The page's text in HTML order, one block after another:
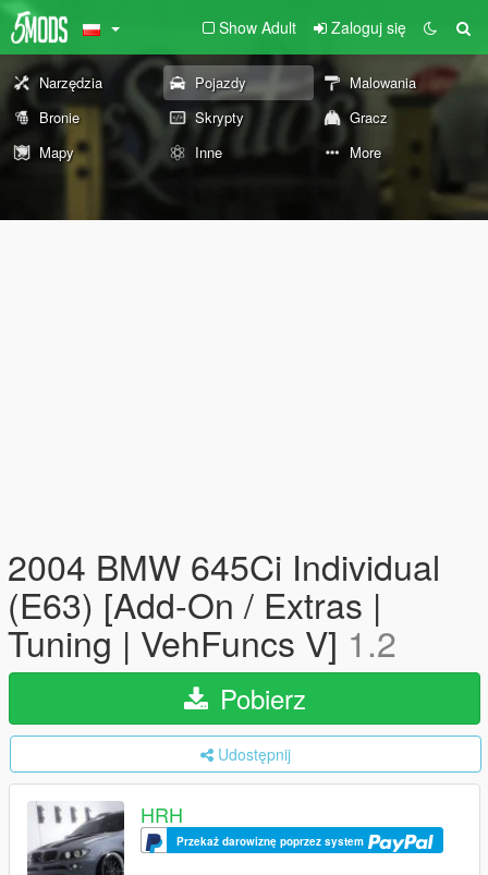
Show Adult Zaloguj się
Narzędzia Pojazdy
Malowania
Bronie
Skrypty
Gracz
Mapy
Inne More
2004 BMW 645Ci Individual
(E63) [Add-On / Extras |
Tuning | VehFuncs V] 1.2
Pobierz
Udostępnij
HRH
Przekaż darowiznę poprzez system